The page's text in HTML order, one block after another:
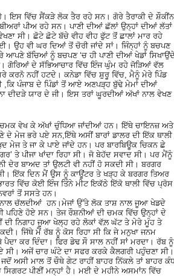
ਇਸ ਵਿੱਚ ਸੈਂਕੜੇ ਲੋਕ ਤੈਰ ਰਹੇ ਸਨ। ਗੋਰੇ ਤੈਰਾਕੀ ਦੇ ਸ਼ੌਕੀਂਨ
ਪੀਅ ਰਹੇ ਸਨ। ਪਾਣੀ ਦੀਆਂ ਛੱਲਾਂ ਉਨ੍ਹਾਂ ਦੀਆਂ ਲੱਤਾਂ
ਸੀ। ਛੋਟੇ ਛੋਟੇ ਬੱਚੇ ਵੀਹ ਵੀਹ ਫੁੱਟ ਤੋਂ ਛਾਲਾਂ ਮਾਰ ਰਹੇ
ਉਹ ਵੀ ਘਰ ਦਿਆਂ ਤੋਂ ਚੋਰੀ ਜਾਂਦੇ ਸਾਂ। ਜਿੰਨ੍ਹਾਂ ਨੂੰ ਬਚਪਣ
ਬੱਚਿਆਂ ਨੂੰ ਬਚਪਣ ‘ਚ ਹੀ ਪਾਣੀ ਦੀਆਂ ਖੇਡਾਂ
ਗੋਰਿਆਂ ਦੇ ਸੱਭਿਆਚਾਰ ਵਿੱਚ ਇੰਜ ਘੁੰਮ ਰਹੇ ਜੋੜਿਆਂ ਵੱਲ
ਕਰਨੋ ਨਹੀਂ ਹਟਦੇ। ਕਨੇਡਾ ਵਿੱਚ ਸ਼ੁਰੂ ਵਿੱਚ, ਮੈਨੂੰ ਮੇਰੇ ਪਿੰਡ
,ਕਿ ਪੰਜਾਬ ਦੇ ਪਿੰਡਾਂ ਤੋਂ ਆਏ ਅਣਪੜ੍ਹ ਬੁੱਢੇ ਮੇਮਾਂ ਦੀਆਂ
ਦੀਦੜੇ ਯਾਰ ਦੇ ਜੀ। ਇਸ ਤਰਾਂ ਘੂਰਦੀਆਂ ਅੱਖਾਂ ਨਾਲ ਵੇਖਣ
ਚਮਕ ਵੇਖ ਕੇ ਅੱਖਾਂ ਚੁੰਧਿਆ ਜਾਂਦੀਆਂ ਹਨ। ਇੱਥੇ ਚਾਇਨਜ਼ ਅਤੇ
ਦੇ ਮੇਜ ਭਰੇ ਪਏ ਸਨ,ਇੱਥੇ ਅਸੀਂ ਬਾਰਾਂ ਡਾਲਰ ਦੀ ਇੱਕ ਥਾਲੀ
ਮੇਜ ਤੇ ਜਾ ਕੇ ਪਾਏ ਜਾਂਦੇ ਹਨ। ਪਰ ਬਾਰਬਿਊਕ ਚਿਕਨ ਛੇ
ਤੇ ਪੀਜਾ ਖਾਂਦਾ ਰਿਹਾ ਸੀ। ਜੋ ਬੇਹੱਦ ਸਵਾਦ ਸੀ। ਪਰ ਮੈਂਨੂੰ
ਦੇਰ ਬਾਅਦ ਤਾਂ ਉਲਟੀ ਵੀ ਨਹੀਂ ਹੋ ਸਕਦੀ ਸੀ। ਬਰਗਰ
ਇੱਕ ਦਿਨ ਮੈਂ ਉਸ ਨੂੰ ਕਾਊਂਟਰ ਤੇ ਖੜ੍ਹ ਕੇ ਬਰਗਰ ਤਿਅਰ
ਵਿੱਚ ਕੋਈ ਇੰਜ ਤਿੰਨੇ ਮੀਟ ਇਕੱਠੇ ਇੱਕੋ ਥਾਲੀ ਵਿੱਚ ਪ੍ਰੋਸ
ਤੋਂ ਸਸਤੇ ਹਨ।
ਚੱਲਦੀਆਂ ਹਨ।ਮੇਜਾਂ ਉੱਤੇ ਲੋਕ ਤਾਸ਼ ਨਾਲ ਜੂਆ ਖੇਡਦੇ
ਹੋਏ ਸਨ। ਤੇਜ ਰੌਸ਼ਨੀਆਂ ਦੀ ਚਮਕ ਵਿੱਚ ਉਨ੍ਹਾਂ ਦੇ
ਨਿਗਾਹ ਜੂਆ ਖੇਲ੍ਹ ਰਹੇ ਲੋਕਾਂ ਵੱਲ਼ ਘੱਟ ਤੇ ਮੇਰੇ ਮੂੰਹ ਤੇ
ਜਿੱਥੇ ਮੈਂ ਰੱਬ ਨੂੰ ਕੋਸ ਰਿਹਾ ਸੀ ਕਿ ਜੇ ਮਨੁਖਾ ਜਨਮ
ਕਰ ਦਿੰਦਾ। ਫਿਰ ਡੇਢ ਸੌ ਸਾਲ ਨਹੀਂ ਸਾਂ ਮਰਦਾ। ਰੱਬ ਨੂੰ
ਸੀ। ਅਜੇਂ ਚਾਰ ਘੰਟੇ ਦਾ ਸਫਰ ਕਰਕੇ ਕੈਲਗਰੀ ਪਹੁੰਚਣਾ ਸੀ।
ਅਸੀ ਮਾਲ ਤੋਂ ਚੌਥੇ ਗੇਟ ਰਾਹੀਂ ਬਾਹਰ ਨਿੱਕਲੇ ਤਾਂ ਬਾਹਰ
ਪੀਣੀਂ ਮਨ੍ਹਾਂ ਹੈ। ਮਈ ਦੇ ਮਹੀਨੇ ਅਸਮਾਂਨ ਵਿੱਚ